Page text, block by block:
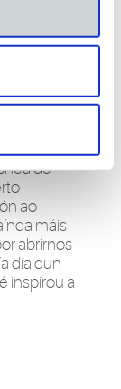
mestre?
Preguntas
do Mestre
de
Cluny
como ve el
de
ao
máis
abrirnos
día dun
inspirou a